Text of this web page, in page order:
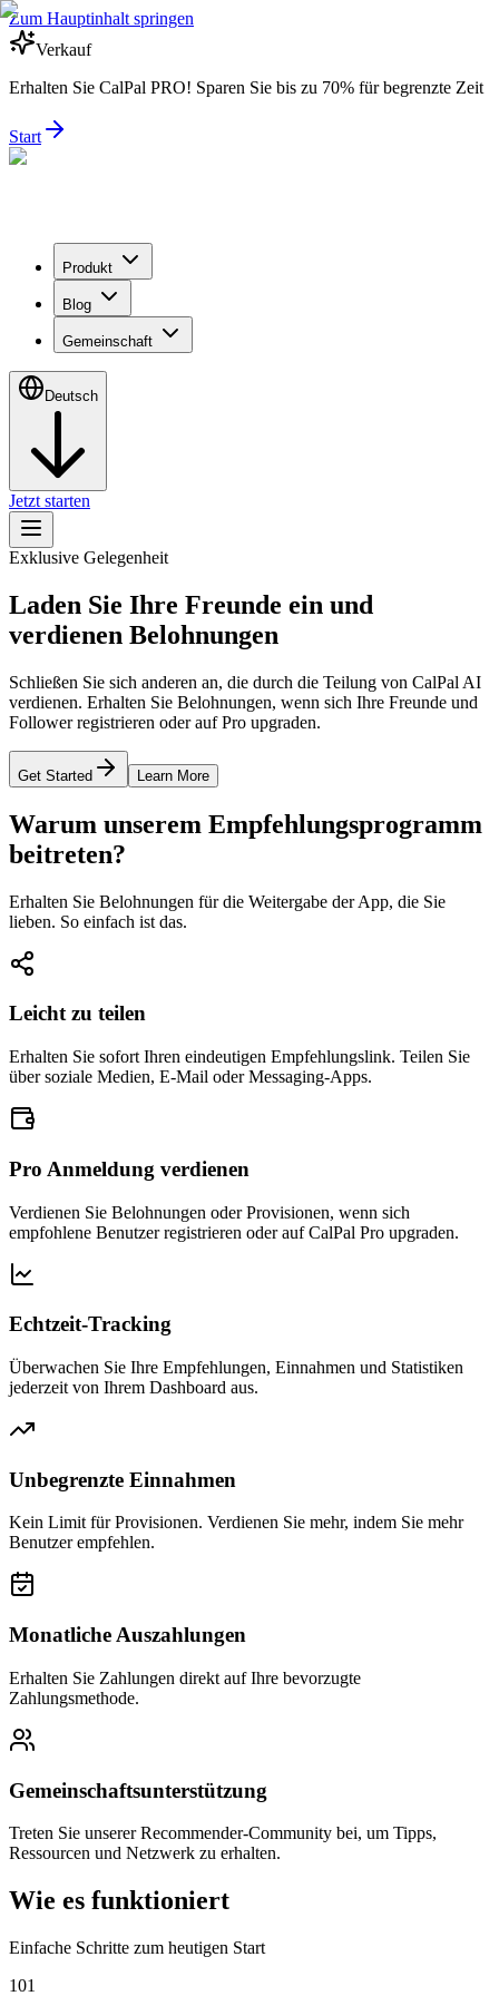
Zum Hauptinhalt springen
Verkauf
Erhalten Sie CalPal PRO! Sparen Sie bis zu 70% für begrenzte Zeit
Start
Produkt
Blog
Gemeinschaft
Deutsch
Jetzt starten
Exklusive Gelegenheit
Laden Sie Ihre Freunde ein und
verdienen Belohnungen
Schließen Sie sich anderen an, die durch die Teilung von CalPal AI
verdienen. Erhalten Sie Belohnungen, wenn sich Ihre Freunde und
Follower registrieren oder auf Pro upgraden.
Get Started Learn More
Warum unserem Empfehlungsprogramm
beitreten?
Erhalten Sie Belohnungen für die Weitergabe der App, die Sie
lieben. So einfach ist das.
Leicht zu teilen
Erhalten Sie sofort Ihren eindeutigen Empfehlungslink. Teilen Sie
über soziale Medien, E-Mail oder Messaging-Apps.
Pro Anmeldung verdienen
Verdienen Sie Belohnungen oder Provisionen, wenn sich
empfohlene Benutzer registrieren oder auf CalPal Pro upgraden.
Echtzeit-Tracking
Überwachen Sie Ihre Empfehlungen, Einnahmen und Statistiken
jederzeit von Ihrem Dashboard aus.
Unbegrenzte Einnahmen
Kein Limit für Provisionen. Verdienen Sie mehr, indem Sie mehr
Benutzer empfehlen.
Monatliche Auszahlungen
Erhalten Sie Zahlungen direkt auf Ihre bevorzugte
Zahlungsmethode.
Gemeinschaftsunterstützung
Treten Sie unserer Recommender-Community bei, um Tipps,
Ressourcen und Netzwerk zu erhalten.
Wie es funktioniert
Einfache Schritte zum heutigen Start
101